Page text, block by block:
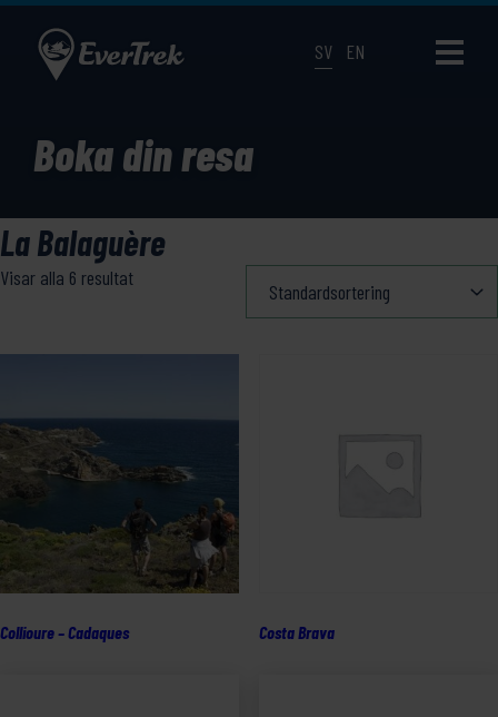
SV EN
Boka din resa
La Balaguère
Visar alla 6 resultat
Collioure – Cadaques Costa Brava